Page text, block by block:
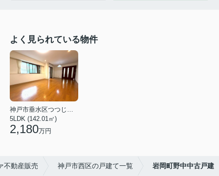
よく見られている物件
神戸市垂水区つつじが丘６丁目
5LDK (142.01㎡)
2,180万円
不動産販売 神戸市西区の戸建て一覧 岩岡町野中中古戸建